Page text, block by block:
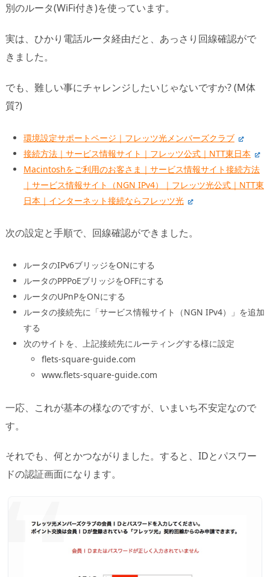
別のルータ(WiFi付き)を使っています。
実は、ひかり電話ルータ経由だと、あっさり回線確認がで
きました。
でも、難しい事にチャレンジしたいじゃないですか? (M体
質?)
環境設定サポートページ｜フレッツ光メンバーズクラブ
接続方法｜サービス情報サイト｜フレッツ公式｜NTT東日本
Macintoshをご利用のお客さま｜サービス情報サイト接続方法
｜サービス情報サイト（NGN IPv4）｜フレッツ光公式｜NTT東
日本｜インターネット接続ならフレッツ光
次の設定と手順で、回線確認ができました。
ルータのIPv6ブリッジをONにする
ルータのPPPoEブリッジをOFFにする
ルータのUPnPをONにする
ルータの接続先に「サービス情報サイト（NGN IPv4）」を追加
する
次のサイトを、上記接続先にルーティングする様に設定
flets-square-guide.com
www.flets-square-guide.com
一応、これが基本の様なのですが、いまいち不安定なので
す。
それでも、何とかつながりました。すると、IDとパスワー
ドの認証画面になります。